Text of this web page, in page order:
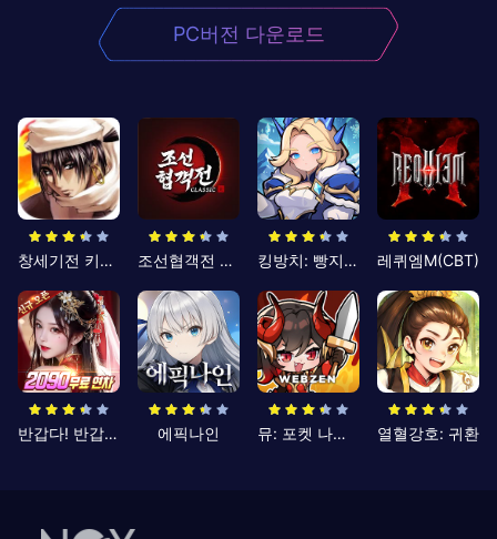
PC버전 다운로드
창세기전 키우기 조선협객전 클래식 킹방치: 빵지의 제왕 레퀴엠M(CBT)
반갑다! 반갑삼국지 에픽나인 뮤: 포켓 나이츠 열혈강호: 귀환